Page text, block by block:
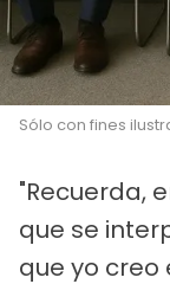
Sólo con fines
"Recuerda,
que se
que yo creo